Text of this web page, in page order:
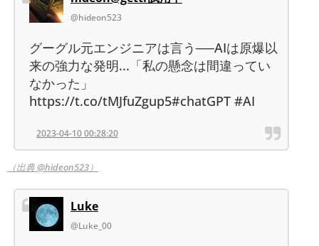
@hideon523
グーグル元エンジニアは言う──AIは原爆以
来の強力な発明...「私の懸念は間違ってい
なかった」
https://t.co/tMJfuZgup5#chatGPT #AI
2023-04-10 00:28:20
（出典 @hideon523）
Luke
@Luke_00